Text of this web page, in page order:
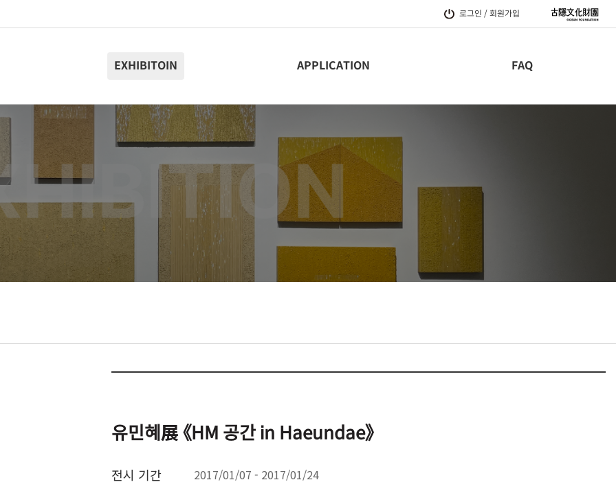
로그인 / 회원가입
EXHIBITOIN APPLICATION FAQ
유민혜展 《HM 공간 in Haeundae》
전시 기간 2017/01/07 - 2017/01/24